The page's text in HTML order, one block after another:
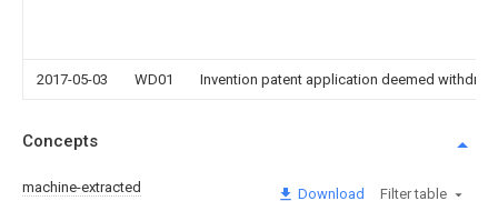
2017-05-03 WD01 Invention patent application deemed
Concepts
machine-extracted Download Filter table